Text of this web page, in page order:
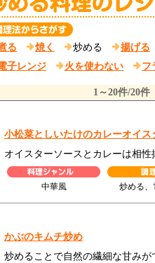
る 焼く 炒める
揚げる
子レンジ
火を使わない フ
1～20件/20件
小松菜としいたけのカレーオイス
オイスターソースとカレーは相性
中華風 炒める、
かぶのキムチ炒め
炒めることで自然の繊細な甘みが